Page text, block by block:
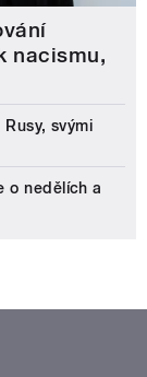
nacismu,
svými
o nedělích a